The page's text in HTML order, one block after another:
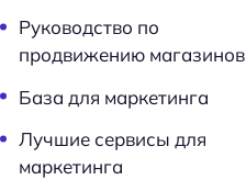
Руководство по
продвижению магазинов
База для маркетинга
Лучшие сервисы для
маркетинга